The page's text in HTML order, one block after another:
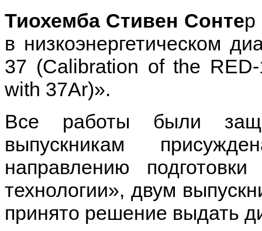
Тиохемба Стивен Сонтер
в низкоэнергетическом
37 (Calibration of the
with 37Ar)».
Все работы были
выпускникам
направлению
технологии», двум
принято решение выдать